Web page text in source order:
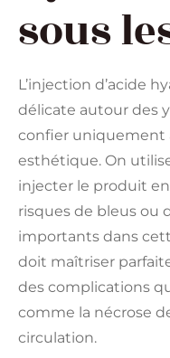
sous
L’injection d’acide
délicate autour des
confier uniquement
esthétique. On
injecter le produit
risques de bleus ou
importants dans
doit maîtriser
des complications
comme la nécrose
circulation.